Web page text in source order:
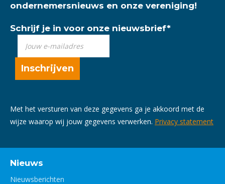
ondernemersnieuws en onze vereniging!
Schrijf je in voor onze nieuwsbrief*
Met het versturen van deze gegevens ga je akkoord met de
wijze waarop wij jouw gegevens verwerken. Privacy statement
Nieuws
Nieuwsberichten